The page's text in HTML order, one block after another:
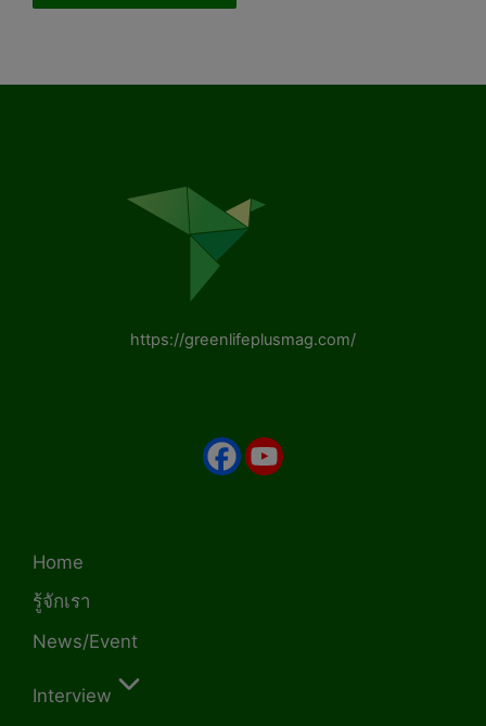
https://greenlifeplusmag.com/
Home
รู้จักเรา
News/Event
Interview